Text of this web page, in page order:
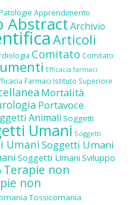
Apprendimento
AbstractArchivio
Articoli
Comitato Comitato
Efficacia farmaci
Farmaci Istituto Superiore
Mortalità
Portavoce
Animali Soggetti
Umani Soggetti
UmaniSoggetti Umani
Soggetti Umani Sviluppo
Terapie non
non
Tossicomania